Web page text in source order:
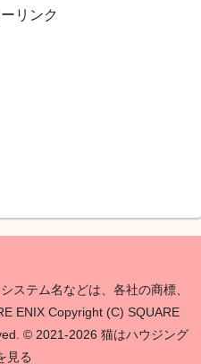
リンク
ステム名などは、各社の商標、
ENIX Copyright (C) SQUARE
© 2021-2026 猫はハウジング
見る